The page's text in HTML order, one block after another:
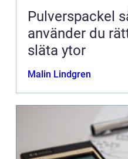
Pulverspackel så väljer och
använder du
släta ytor
Malin Lindgren